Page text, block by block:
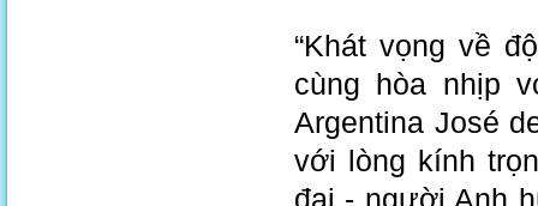
“Khát vọng về
cùng hòa nhịp
Argentina José
với lòng kính
đại - người Anh